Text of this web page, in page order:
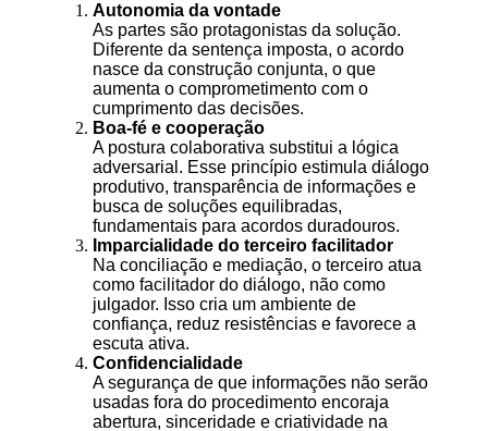
Autonomia da vontade
As partes são protagonistas da solução.
Diferente da sentença imposta, o acordo
nasce da construção conjunta, o que
aumenta o comprometimento com o
cumprimento das decisões.
Boa-fé e cooperação
A postura colaborativa substitui a lógica
adversarial. Esse princípio estimula diálogo
produtivo, transparência de informações e
busca de soluções equilibradas,
fundamentais para acordos duradouros.
Imparcialidade do terceiro facilitador
Na conciliação e mediação, o terceiro atua
como facilitador do diálogo, não como
julgador. Isso cria um ambiente de
confiança, reduz resistências e favorece a
escuta ativa.
Confidencialidade
A segurança de que informações não serão
usadas fora do procedimento encoraja
abertura, sinceridade e criatividade na